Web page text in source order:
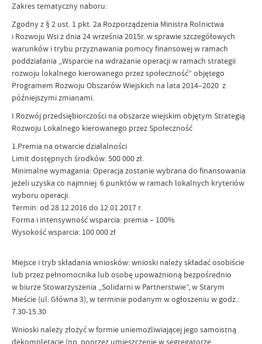
Zakres tematyczny naboru:
Zgodny z § 2 ust. 1 pkt. 2a Rozporządzenia Ministra Rolnictwa
i Rozwoju Wsi z dnia 24 września 2015r. w sprawie szczegółowych
warunków i trybu przyznawania pomocy finansowej w ramach
poddziałania „Wsparcie na wdrażanie operacji w ramach strategii
rozwoju lokalnego kierowanego przez społeczność” objętego
Programem Rozwoju Obszarów Wiejskich na lata 2014–2020 z
późniejszymi zmianami.
I.Rozwój przedsiębiorczości na obszarze wiejskim objętym Strategią
Rozwoju Lokalnego kierowanego przez Społeczność
1.Premia na otwarcie działalności
Limit dostępnych środków: 500 000 zł.
Minimalne wymagania: Operacja zostanie wybrana do finansowania
jeżeli uzyska co najmniej 6 punktów w ramach lokalnych kryteriów
wyboru operacji.
Termin: od 28.12.2016 do 12.01.2017 r.
Forma i intensywność wsparcia: premia – 100%
Wysokość wsparcia: 100 000 zł
Miejsce i tryb składania wniosków: wnioski należy składać osobiście
lub przez pełnomocnika lub osobę upoważnioną bezpośrednio
w biurze Stowarzyszenia „Solidarni w Partnerstwie”, w Starym
Mieście (ul. Główna 3), w terminie podanym w ogłoszeniu w godz.:
7.30-15.30
Wnioski należy złożyć w formie uniemożliwiającej jego samoistną
dekompletację (np. poprzez umieszczenie w segregatorze